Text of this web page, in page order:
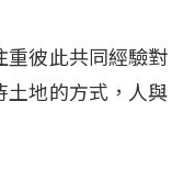
重彼此共同經驗對
土地的方式，人與